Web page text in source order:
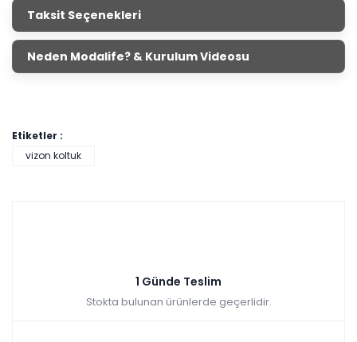
Üçlü Koltuk
Berjer
69 cm 93 cm 85 cm
Taksit Seçenekleri
Neden Modalife? & Kurulum Videosu
Etiketler :
vizon koltuk
1 Günde Teslim
Stokta bulunan ürünlerde geçerlidir.